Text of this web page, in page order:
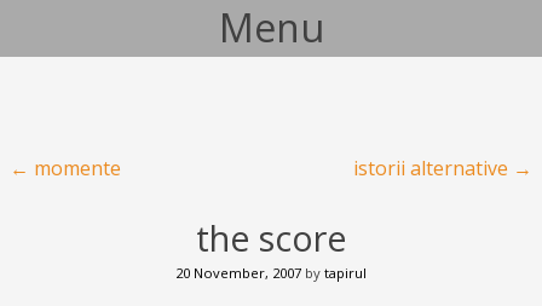
Menu
Post navigation
← momente istorii alternative →
the score
20 November, 2007 by tapirul